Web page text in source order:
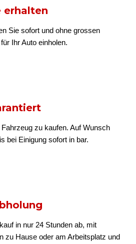
erhalten
Sie sofort und ohne grossen
Ihr Auto einholen.
zu kaufen. Auf Wunsch
bei Einigung sofort in bar.
in nur 24 Stunden ab, mit
zu Hause oder am Arbeitsplatz und